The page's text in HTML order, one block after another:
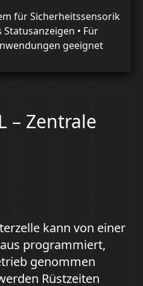
für Sicherheitssensorik
Statusanzeigen • Für
geeignet
– Zentrale
kann von einer
programmiert,
genommen
Rüstzeiten